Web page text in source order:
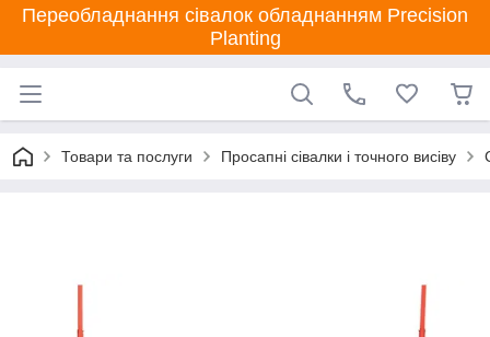
Переобладнання сівалок обладнанням Precision
Planting
Товари та послуги Просапні сівалки і точного висіву